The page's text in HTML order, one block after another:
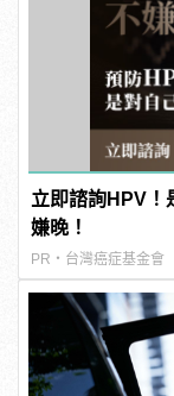
立即諮詢HPV！
嫌晚！
PR・台灣癌症基金會